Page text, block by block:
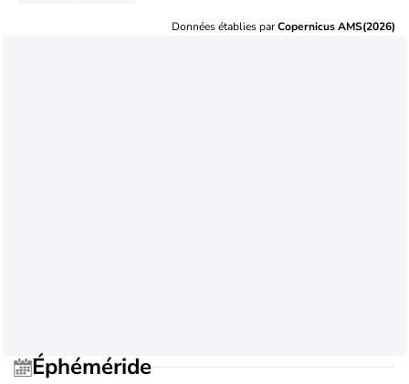
Données établies parCopernicus AMS(2026)
Éphéméride